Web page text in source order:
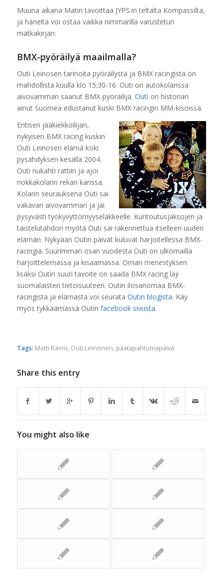
Muuna aikana Matin tavoittaa JYPS:in teltalta Kompassilta,
ja häneltä voi ostaa vaikka nimmarilla varustetun
matkakirjan.
BMX-pyöräilyä maailmalla?
Outi Leinosen tarinoita pyöräilystä ja BMX racingistä on
mahdollista kuulla klo 15:30-16. Outi on autokolarissa
aivovamman saanut BMX-pyöräilijä. Outi on historian
ainut Suomea edustanut kuski BMX racingin MM-kisoissa.
Entisen jääkiekkoilijan,
nykyisen BMX racing kuskin
Outi Leinosen elämä koki
pysähdyksen kesällä 2004.
Outi nukahti rattiin ja ajoi
nokkakolarin rekan kanssa.
Kolarin seurauksena Outi sai
vakavan aivovamman ja jäi
pysyvästi työkyvyttömyyseläkkeelle. Kuntoutusjaksojen ja
taistelutahdon myötä Outi sai rakennettua itselleen uuden
elämän. Nykyään Outin päivät kuluvat harjoitellessa BMX-
racingiä. Suurimman osan vuodesta Outi on ulkomailla
harjoittelemassa ja kisaamassa. Oman menestyksen
lisäksi Outin suuri tavoite on saada BMX racing laji
suomalaisten tietoisuuteen. Outin ilosanomaa BMX-
racingistä ja elämästä voi seurata Outin blogista. Käy
myös tykkäämässä Outin facebook sivusta.
Tags: Matti Rämö, Outi Leinonen, päätapahtumapäivä
Share this entry
You might also like